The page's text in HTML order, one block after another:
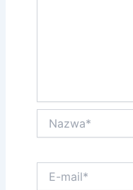
mail*